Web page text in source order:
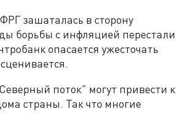
зашаталась в сторону
борьбы с инфляцией перестали
опасается ужесточать
поток" могут привести к
страны. Так что многие